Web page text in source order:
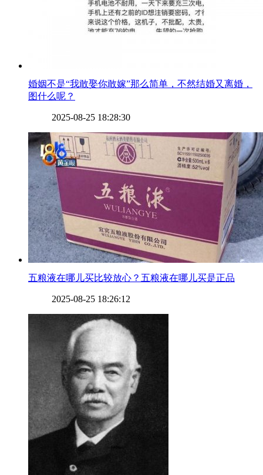
​婚姻不是“我敢娶你敢嫁”那么简单，不然结婚又离婚，
图什么呢？
2025-08-25 18:28:30
​五粮液在哪儿买比较放心？五粮液在哪儿买是正品
2025-08-25 18:26:12